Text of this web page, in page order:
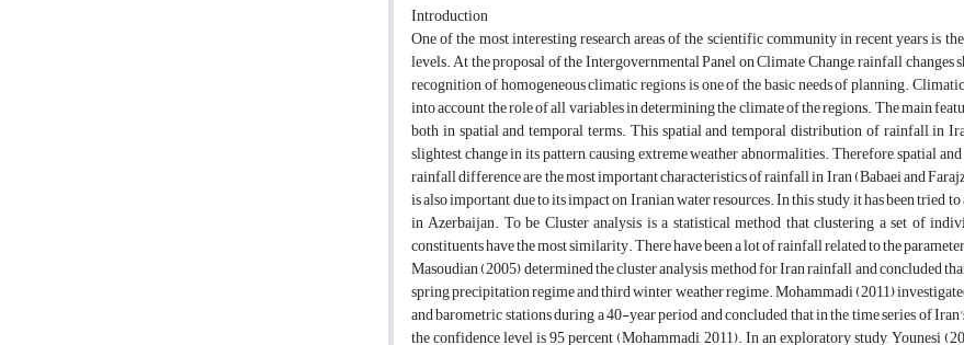
Introduction
One of the most interesting research areas of the scientific community in recent years is
levels. At the proposal of the Intergovernmental Panel on Climate Change, rainfall
recognition of homogeneous climatic regions is one of the basic needs of planning.
into account the role of all variables in determining the climate of the regions. The main
both in spatial and temporal terms. This spatial and temporal distribution of rainfall in
slightest change in its pattern, causing extreme weather abnormalities. Therefore, spatial
rainfall difference are the most important characteristics of rainfall in Iran (Babaei and
is also important due to its impact on Iranian water resources. In this study, it has been
in Azerbaijan. To be Cluster analysis is a statistical method that clustering a set of
constituents have the most similarity. There have been a lot of rainfall related to the
Masoudian (2005) determined the cluster analysis method for Iran rainfall and concluded
spring precipitation regime and third winter weather regime. Mohammadi (2011)
and barometric stations during a 40-year period and concluded that in the time series of
the confidence level is 95 percent (Mohammadi, 2011). In an exploratory study, Younesi